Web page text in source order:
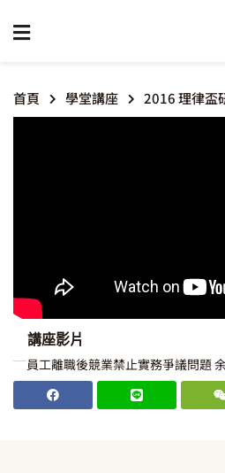
首頁 學堂講座 2016 理律盃
講座影片
員工離職後競業禁止實務爭議問題